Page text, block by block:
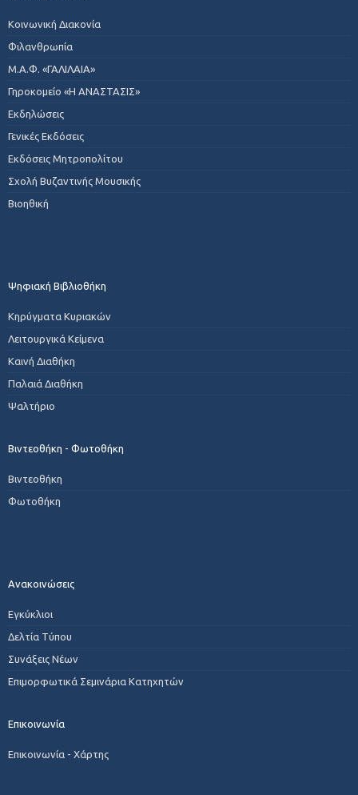
Κοινωνική Διακονία
Φιλανθρωπία
Μ.Α.Φ. «ΓΑΛΙΛΑΙΑ»
Γηροκομείο «Η ΑΝΑΣΤΑΣΙΣ»
Εκδηλώσεις
Γενικές Εκδόσεις
Εκδόσεις Μητροπολίτου
Σχολή Βυζαντινής Μουσικής
Βιοηθική
Ψηφιακή Βιβλιοθήκη
Κηρύγματα Κυριακών
Λειτουργικά Κείμενα
Καινή Διαθήκη
Παλαιά Διαθήκη
Ψαλτήριο
Βιντεοθήκη - Φωτοθήκη
Βιντεοθήκη
Φωτοθήκη
Ανακοινώσεις
Εγκύκλιοι
Δελτία Τύπου
Συνάξεις Νέων
Επιμορφωτικά Σεμινάρια Κατηχητών
Επικοινωνία
Επικοινωνία - Χάρτης